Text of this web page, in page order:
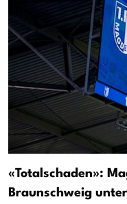
«Totalschaden»:
Braunschweig unter